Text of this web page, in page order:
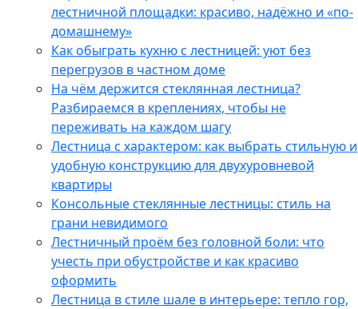
лестничной площадки: красиво, надёжно и «по-
домашнему»
Как обыграть кухню с лестницей: уют без
перегрузов в частном доме
На чём держится стеклянная лестница?
Разбираемся в креплениях, чтобы не
переживать на каждом шагу
Лестница с характером: как выбрать стильную и
удобную конструкцию для двухуровневой
квартиры
Консольные стеклянные лестницы: стиль на
грани невидимого
Лестничный проём без головной боли: что
учесть при обустройстве и как красиво
оформить
Лестница в стиле шале в интерьере: тепло гор,